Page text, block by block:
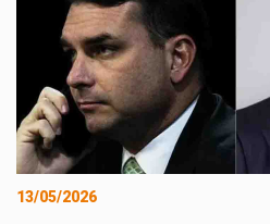
13/05/2026